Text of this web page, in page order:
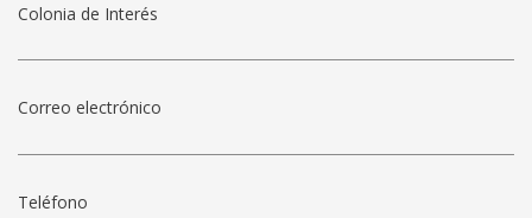
Colonia de Interés